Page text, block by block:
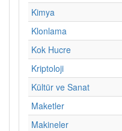
Kimya
Klonlama
Kok Hucre
Kriptoloji
Kültür ve Sanat
Maketler
Makineler